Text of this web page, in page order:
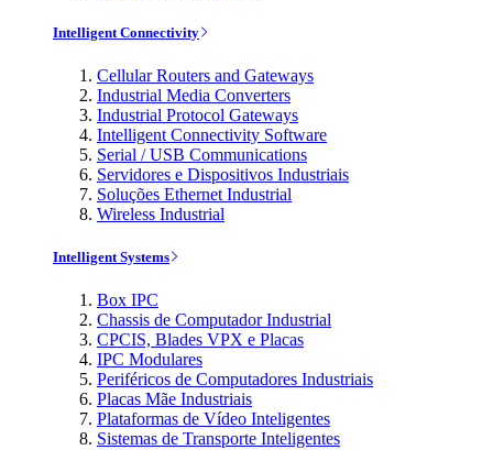
Intelligent Connectivity
Cellular Routers and Gateways
Industrial Media Converters
Industrial Protocol Gateways
Intelligent Connectivity Software
Serial / USB Communications
Servidores e Dispositivos Industriais
Soluções Ethernet Industrial
Wireless Industrial
Intelligent Systems
Box IPC
Chassis de Computador Industrial
CPCIS, Blades VPX e Placas
IPC Modulares
Periféricos de Computadores Industriais
Placas Mãe Industriais
Plataformas de Vídeo Inteligentes
Sistemas de Transporte Inteligentes